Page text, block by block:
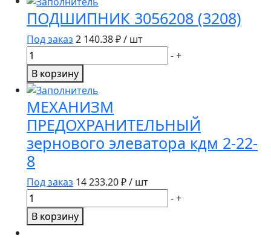
запрессовочная
для
головки
косы
10941
SCH
стенд
ПОДШИПНИК 3056208 (3208)
Под заказ 2 140.38₽ / шт
Количество
товара
ПОДШИПНИК
3056208
(3208)
-+
В корзину
МЕХАНИЗМ
ПРЕДОХРАНИТЕЛЬНЫЙ
зернового элеватора кдм 2-22-
8
Под заказ 14 233.20₽ / шт
Количество
товара
МЕХАНИЗМ
-+
В корзину